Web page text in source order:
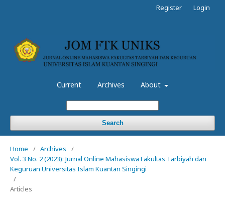
Current Archives About
Search
Register Login
Home / Archives
/
Vol. 3 No. 2 (2023): Jurnal Online Mahasiswa Fakultas Tarbiyah dan
Keguruan Universitas Islam Kuantan Singingi
/
Articles